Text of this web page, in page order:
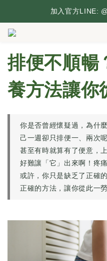
台灣本島滿2,500
加入官方LINE:
排便不順暢
養方法讓你
你是否曾經懷疑過，為什
己一週卻只排便一、兩次
甚至有時就算有了便意，
好難讓「它」出來啊！疼
或許，你只是缺乏了正確
正確的方法，讓你從此一勞